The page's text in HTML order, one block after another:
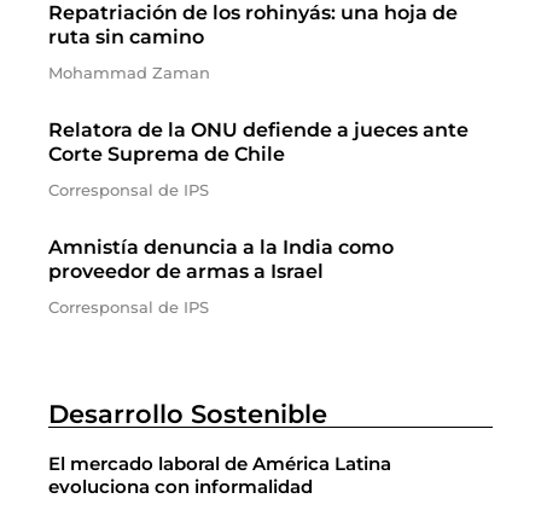
Repatriación de los rohinyás: una hoja de
ruta sin camino
Mohammad Zaman
Relatora de la ONU defiende a jueces ante
Corte Suprema de Chile
Corresponsal de IPS
Amnistía denuncia a la India como
proveedor de armas a Israel
Corresponsal de IPS
Desarrollo Sostenible
El mercado laboral de América Latina
evoluciona con informalidad